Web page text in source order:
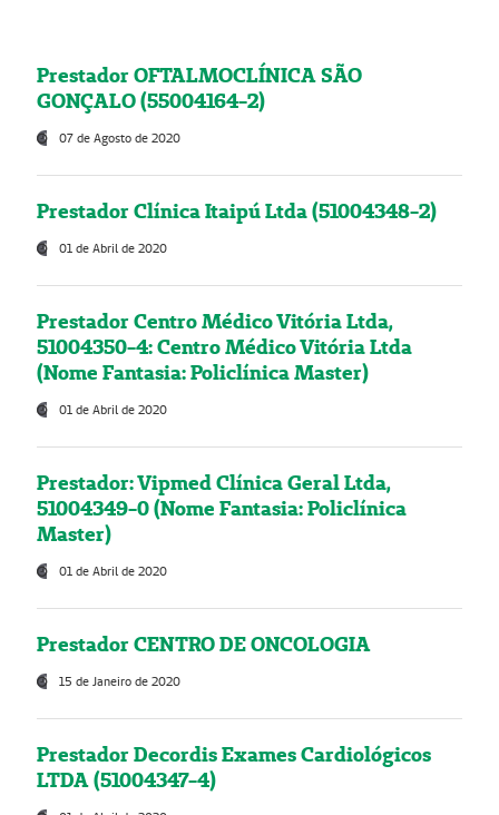
Prestador OFTALMOCLÍNICA SÃO
GONÇALO (55004164-2)
07 de Agosto de 2020
Prestador Clínica Itaipú Ltda (51004348-2)
01 de Abril de 2020
Prestador Centro Médico Vitória Ltda,
51004350-4: Centro Médico Vitória Ltda
(Nome Fantasia: Policlínica Master)
01 de Abril de 2020
Prestador: Vipmed Clínica Geral Ltda,
51004349-0 (Nome Fantasia: Policlínica
Master)
01 de Abril de 2020
Prestador CENTRO DE ONCOLOGIA
15 de Janeiro de 2020
Prestador Decordis Exames Cardiológicos
LTDA (51004347-4)